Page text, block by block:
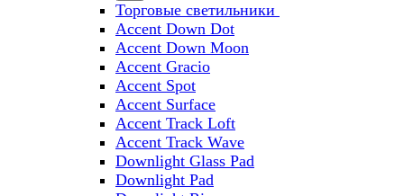
Торговые светильники
Accent Down Dot
Accent Down Moon
Accent Gracio
Accent Spot
Accent Surface
Accent Track Loft
Accent Track Wave
Downlight Glass Pad
Downlight Pad